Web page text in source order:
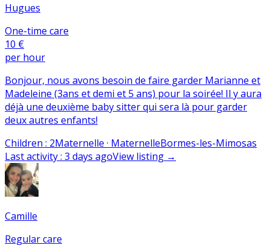
Hugues
One-time care
10 €
per hour
Bonjour, nous avons besoin de faire garder Marianne et
Madeleine (3ans et demi et 5 ans) pour la soirée! Il y aura
déjà une deuxième baby sitter qui sera là pour garder
deux autres enfants!
Children : 2Maternelle · MaternelleBormes-les-Mimosas
Last activity: 3 days agoView listing →
Camille
Regular care